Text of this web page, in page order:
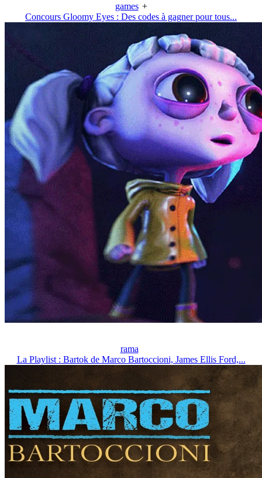
games +
Concours Gloomy Eyes : Des codes à gagner pour tous...
rama
La Playlist : Bartok de Marco Bartoccioni, James Ellis Ford,...